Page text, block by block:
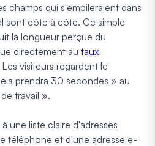
champs qui s'empileraient dans
sont côte à côte. Ce simple
la longueur perçue du
directement au taux
Les visiteurs regardent le
prendra 30 secondes » au
travail ».
une liste claire d'adresses
téléphone et d'une adresse e-